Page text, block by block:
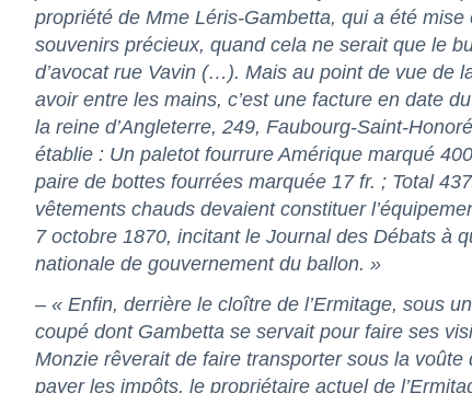
propriété de Mme Léris-Gambetta, qui a été
souvenirs précieux, quand cela ne serait que le
d’avocat rue Vavin (…). Mais au point de vue de
avoir entre les mains, c’est une facture en date
la reine d’Angleterre, 249, Faubourg-Saint-
établie : Un paletot fourrure Amérique marqué
paire de bottes fourrées marquée 17 fr. ; Total
vêtements chauds devaient constituer
7 octobre 1870, incitant le Journal des Débats à
nationale de gouvernement du ballon. »
– « Enfin, derrière le cloître de l’Ermitage, sous
coupé dont Gambetta se servait pour faire ses
Monzie rêverait de faire transporter sous la voûte
payer les impôts, le propriétaire actuel de